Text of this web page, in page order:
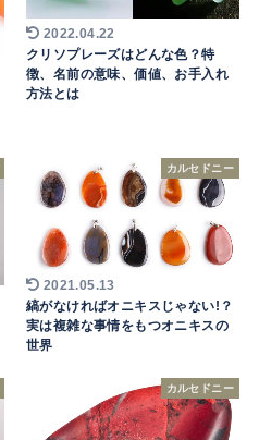
2022.04.22
クリソプレーズはどんな色？特
徴、名前の意味、価値、お手入れ
方法とは
カルセドニー
2021.05.13
縞がなければオニキスじゃない!？
実は複雑な事情をもつオニキスの
世界
カルセドニー